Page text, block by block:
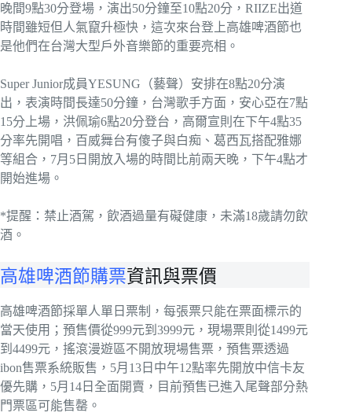
晚間9點30分登場，演出50分鐘至10點20分，RIIZE出道
時間雖短但人氣竄升極快，這次來台登上高雄啤酒節也
是他們在台灣大型戶外音樂節的重要亮相。
Super Junior成員YESUNG（藝聲）安排在8點20分演
出，表演時間長達50分鐘，台灣歌手方面，安心亞在7點
15分上場，洪佩瑜6點20分登台，高爾宣則在下午4點35
分率先開唱，百威舞台有傻子與白痴、葛西瓦搭配雅娜
等組合，7月5日開放入場的時間比前兩天晚，下午4點才
開始進場。
*提醒：禁止酒駕，飲酒過量有礙健康，未滿18歲請勿飲
酒。
高雄啤酒節購票資訊與票價
高雄啤酒節採單人單日票制，每張票只能在票面標示的
當天使用；預售價從999元到3999元，現場票則從1499元
到4499元，搖滾漫遊區不開放現場售票，預售票透過
ibon售票系統販售，5月13日中午12點率先開放中信卡友
優先購，5月14日全面開賣，目前預售已進入尾聲部分熱
門票區可能售罄。